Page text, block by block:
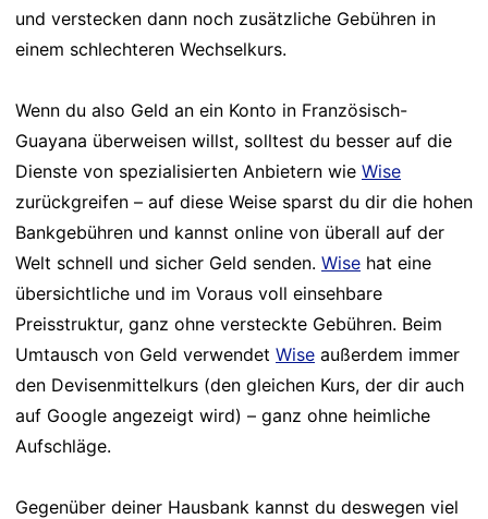
und verstecken dann noch zusätzliche Gebühren in
einem schlechteren Wechselkurs.
Wenn du also Geld an ein Konto in Französisch-
Guayana überweisen willst, solltest du besser auf die
Dienste von spezialisierten Anbietern wie Wise
zurückgreifen – auf diese Weise sparst du dir die hohen
Bankgebühren und kannst online von überall auf der
Welt schnell und sicher Geld senden. Wise hat eine
übersichtliche und im Voraus voll einsehbare
Preisstruktur, ganz ohne versteckte Gebühren. Beim
Umtausch von Geld verwendet Wise außerdem immer
den Devisenmittelkurs (den gleichen Kurs, der dir auch
auf Google angezeigt wird) – ganz ohne heimliche
Aufschläge.
Gegenüber deiner Hausbank kannst du deswegen viel